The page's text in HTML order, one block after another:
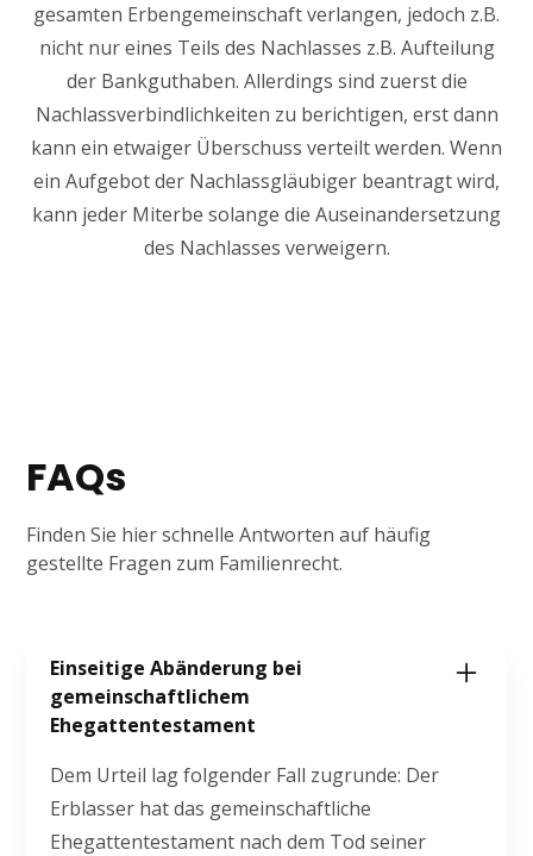
gesamten Erbengemeinschaft verlangen, jedoch z.B.
nicht nur eines Teils des Nachlasses z.B. Aufteilung
der Bankguthaben. Allerdings sind zuerst die
Nachlassverbindlichkeiten zu berichtigen, erst dann
kann ein etwaiger Überschuss verteilt werden. Wenn
ein Aufgebot der Nachlassgläubiger beantragt wird,
kann jeder Miterbe solange die Auseinandersetzung
des Nachlasses verweigern.
FAQs
Finden Sie hier schnelle Antworten auf häufig
gestellte Fragen zum Familienrecht.
Einseitige Abänderung bei
gemeinschaftlichem
Ehegattentestament
Dem Urteil lag folgender Fall zugrunde: Der
Erblasser hat das gemeinschaftliche
Ehegattentestament nach dem Tod seiner